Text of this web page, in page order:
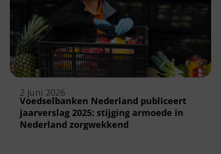
2 juni 2026
Voedselbanken Nederland publiceert
jaarverslag 2025: stijging armoede in
Nederland zorgwekkend